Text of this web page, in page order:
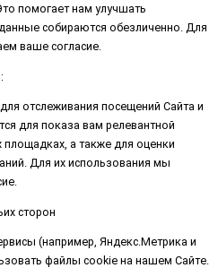
помогает нам улучшать
собираются обезличенно. Для
ваше согласие.
отслеживания посещений Сайта и
для показа вам релевантной
а также для оценки
Для их использования мы
сторон
(например, Яндекс.Метрика и
файлы cookie на нашем Сайте.